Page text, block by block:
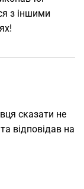
з іншими
сказати не
відповідав на